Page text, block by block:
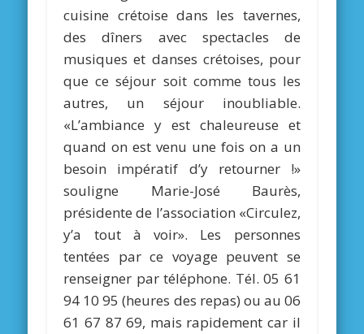
cuisine crétoise dans les tavernes,
des dîners avec spectacles de
musiques et danses crétoises, pour
que ce séjour soit comme tous les
autres, un séjour inoubliable.
«L’ambiance y est chaleureuse et
quand on est venu une fois on a un
besoin impératif d’y retourner !»
souligne Marie-José Baurès,
présidente de l’association «Circulez,
y’a tout à voir». Les personnes
tentées par ce voyage peuvent se
renseigner par téléphone. Tél. 05 61
94 10 95 (heures des repas) ou au 06
61 67 87 69, mais rapidement car il